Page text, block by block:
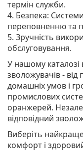
термін служби.
4. Безпека:
переповненню та
5. Зручність
обслуговування.
У нашому каталозі
зволожувачів - від
домашніх умов і
промислових
оранжерей.
відповідний
Виберіть
комфорт і